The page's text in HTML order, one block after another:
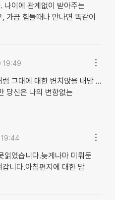
나이에 관계없이 받아주는
가끔 힘들때나 만나면 똑같이
19:49
그대에 대한 변치않을 내맘 ...
당신은 나의 변함없는
읽었습니다.늦게나마 미뤄둔
니다.아침편지에 대한 맘